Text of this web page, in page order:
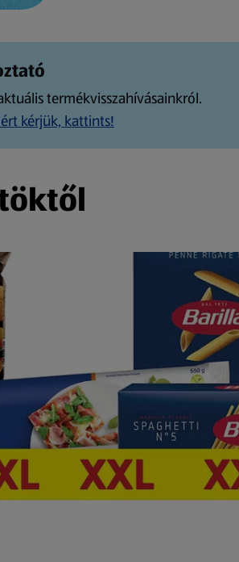
termékvisszahívásainkról.
kérjük, kattints!